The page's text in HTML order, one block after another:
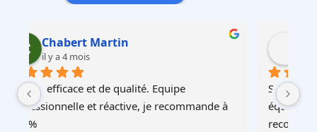
Martin Faliu
il y a 4 mois
Service au top, devis ultra rapide et cohérent,
équipes professionnelles et soignéesJe